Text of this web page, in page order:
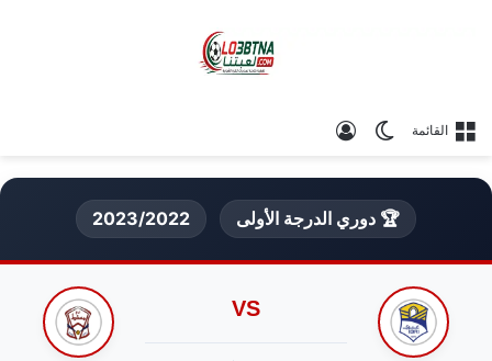
القائمة الوضع المظلم
🏆 دوري الدرجة الأولى 2023/2022
VS